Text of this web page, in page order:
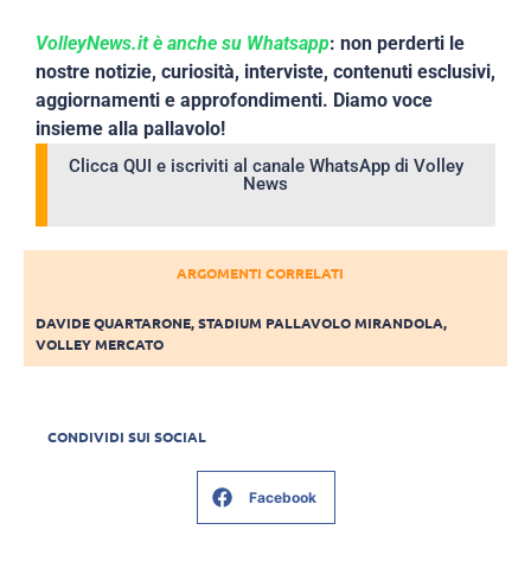
VolleyNews.it è anche su Whatsapp: non perderti le
nostre notizie, curiosità, interviste, contenuti esclusivi,
aggiornamenti e approfondimenti. Diamo voce
insieme alla pallavolo!
Clicca QUI e iscriviti al canale WhatsApp di Volley
News
ARGOMENTI CORRELATI
DAVIDE QUARTARONE,STADIUM PALLAVOLO MIRANDOLA,
VOLLEY MERCATO
CONDIVIDI SUI SOCIAL
Facebook